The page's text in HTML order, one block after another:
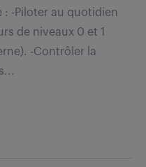
: -Piloter au quotidien
de niveaux 0 et 1
-Contrôler la